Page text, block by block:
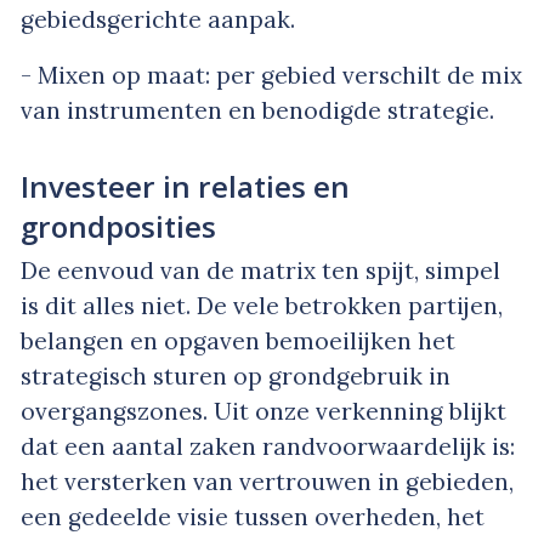
gebiedsgerichte aanpak.
- Mixen op maat: per gebied verschilt de mix
van instrumenten en benodigde strategie.
Investeer in relaties en
grondposities
De eenvoud van de matrix ten spijt, simpel
is dit alles niet. De vele betrokken partijen,
belangen en opgaven bemoeilijken het
strategisch sturen op grondgebruik in
overgangszones. Uit onze verkenning blijkt
dat een aantal zaken randvoorwaardelijk is:
het versterken van vertrouwen in gebieden,
een gedeelde visie tussen overheden, het